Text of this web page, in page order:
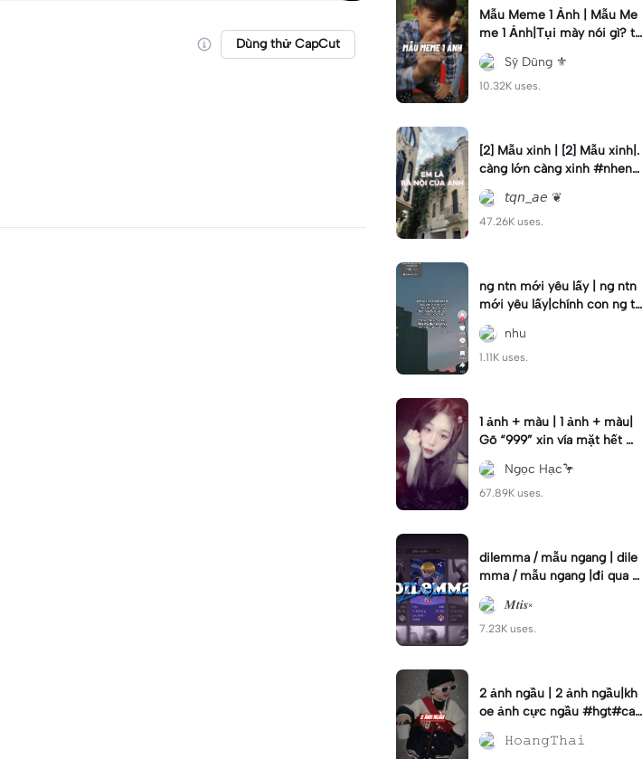
Dùng thử CapCut
Mẫu Meme 1 Ảnh | Mẫu Me
me 1 Ảnh|Tụi mày nói gì? t
ụi mày nói đi 2 là k sợ 1 ai h
ả #nsdSỹ Dũng ⚜️
10.32K uses.
[2] Mẫu xinh | [2] Mẫu xinh|.
càng lớn càng xinh #nhenh
ang #ntnga #viral #2photo
s
𝘵𝘲𝘯_𝘢𝘦 ❦
47.26K uses.
ng ntn mới yêu lấy | ng ntn
mới yêu lấy|chính con ng tô
i? #xh
nhu
1.11K uses.
1 ảnh + màu | 1 ảnh + màu|
Gõ “999” xin vía mặt hết m
ụn🌹#capcuteoy2023 #311
2 #xhNgọc Hạc🦩
67.89K uses.
dilemma / mẫu ngang | dile
mma / mẫu ngang |đi qua n
hấn "2024" năm mới may
mới tốt đẹp 🥰 #nd
𝑴𝒕𝒊𝒔༝
7.23K uses.
2 ảnh ngầu | 2 ảnh ngầu|kh
oe ảnh cực ngầu #hgt#cap
cuteoy2023#hgt
𝙷𝚘𝚊𝚗𝚐𝚃𝚑𝚊𝚒